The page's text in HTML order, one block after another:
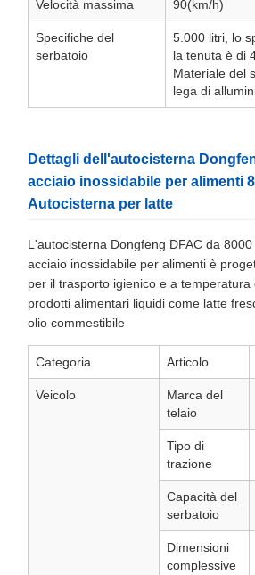
Velocità massima 90(km/h)
Specifiche del
serbatoio
5.000 litri, lo
la tenuta è di
Materiale del
lega di
Dettagli dell'autocisterna
acciaio inossidabile per alimenti
Autocisterna per latte
L'autocisterna Dongfeng DFAC da
acciaio inossidabile per alimenti è
per il trasporto igienico e a temperatura
prodotti alimentari liquidi come latte
olio commestibile
Categoria Articolo
Veicolo
Marca del
telaio
Tipo di
trazione
Capacità del
serbatoio
Dimensioni
complessive